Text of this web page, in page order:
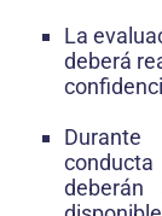
La
deberá
deberán